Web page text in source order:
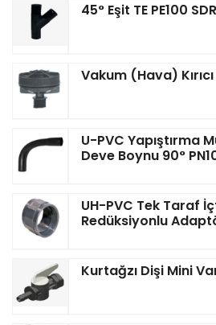
45° Eşit TE PE100
Vakum (Hava) Kırıcı
U-PVC Yapıştırma
Deve Boynu 90°
UH-PVC Tek Taraf
Redüksiyonlu
Kurtağzı Dişi Mini